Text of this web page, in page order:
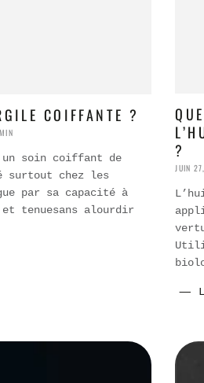
COIFFANTE ?
soin coiffant de
surtout chez les
par sa capacité à
tenuesans alourdir
?
JUIN